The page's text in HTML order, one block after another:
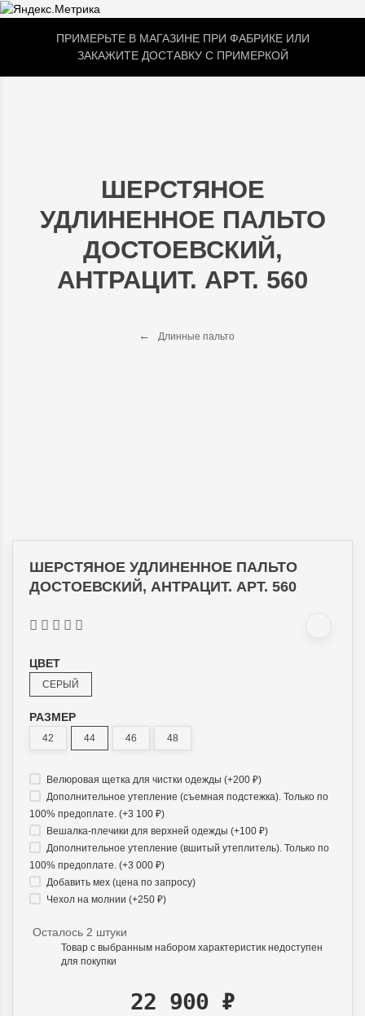
ПРИМЕРЬТЕ В МАГАЗИНЕ ПРИ ФАБРИКЕ ИЛИ
ЗАКАЖИТЕ ДОСТАВКУ С ПРИМЕРКОЙ
ШЕРСТЯНОЕ
УДЛИНЕННОЕ ПАЛЬТО
ДОСТОЕВСКИЙ,
АНТРАЦИТ. АРТ. 560
Длинные пальто
ШЕРСТЯНОЕ УДЛИНЕННОЕ ПАЛЬТО
ДОСТОЕВСКИЙ, АНТРАЦИТ. АРТ. 560
ЦВЕТ
СЕРЫЙ
РАЗМЕР
42 44 46 48
Велюровая щетка для чистки одежды (+200 ₽)
Дополнительное утепление (съемная подстежка). Только по
100% предоплате. (+3 100 ₽)
Вешалка-плечики для верхней одежды (+100 ₽)
Дополнительное утепление (вшитый утеплитель). Только по
100% предоплате. (+3 000 ₽)
Добавить мех (цена по запросу)
Чехол на молнии (+250 ₽)
Осталось 2 штуки
Товар с выбранным набором характеристик недоступен
для покупки
22 900 ₽